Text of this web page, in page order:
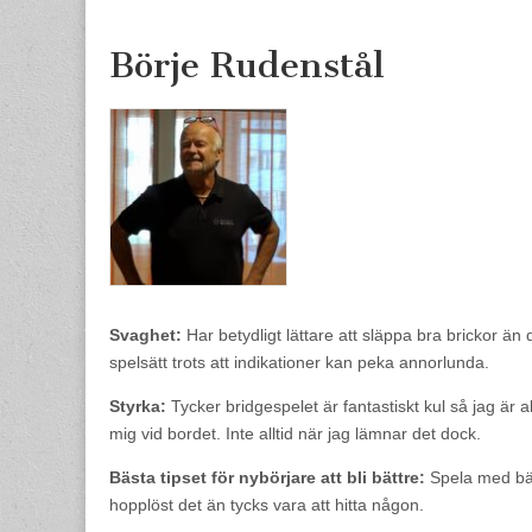
Börje Rudenstål
Svaghet: Har betydligt lättare att släppa bra brickor än
spelsätt trots att indikationer kan peka annorlunda.
Styrka: Tycker bridgespelet är fantastiskt kul så jag är
mig vid bordet. Inte alltid när jag lämnar det dock.
Bästa tipset för nybörjare att bli bättre: Spela med
hopplöst det än tycks vara att hitta någon.